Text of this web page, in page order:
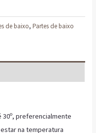
de baixo,Partes de baixo
30º, preferencialmente
na temperatura